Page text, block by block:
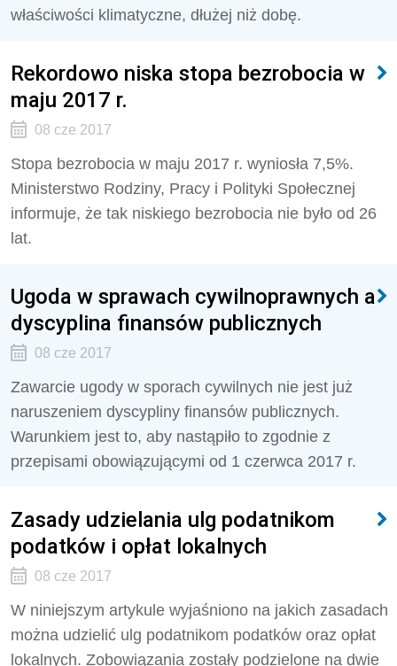
właściwości klimatyczne, dłużej niż dobę.
Rekordowo niska stopa bezrobocia w
maju 2017 r.
08 cze 2017
Stopa bezrobocia w maju 2017 r. wyniosła 7,5%.
Ministerstwo Rodziny, Pracy i Polityki Społecznej
informuje, że tak niskiego bezrobocia nie było od 26
lat.
Ugoda w sprawach cywilnoprawnych a
dyscyplina finansów publicznych
08 cze 2017
Zawarcie ugody w sporach cywilnych nie jest już
naruszeniem dyscypliny finansów publicznych.
Warunkiem jest to, aby nastąpiło to zgodnie z
przepisami obowiązującymi od 1 czerwca 2017 r.
Zasady udzielania ulg podatnikom
podatków i opłat lokalnych
08 cze 2017
W niniejszym artykule wyjaśniono na jakich zasadach
można udzielić ulg podatnikom podatków oraz opłat
lokalnych. Zobowiązania zostały podzielone na dwie